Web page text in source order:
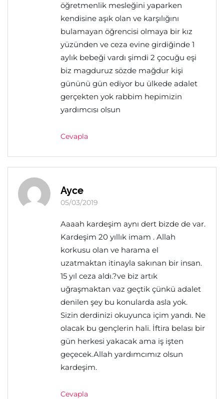
öğretmenlik mesleğini yaparken
kendisine aşık olan ve karşılığını
bulamayan öğrencisi olmaya bir kız
yüzünden ve ceza evine girdiğinde 1
aylık bebeği vardı şimdi 2 çocuğu eşi
biz magduruz sözde mağdur kişi
gününü gün ediyor bu ülkede adalet
gerçekten yok rabbim hepimizin
yardımcısı olsun
Cevapla
Ayce
05/03/2019
Aaaah kardeşim aynı dert bizde de var.
Kardeşim 20 yıllık imam . Allah
korkusu olan ve harama el
uzatmaktan itinayla sakınan bir insan.
15 yıl ceza aldı.?ve biz artık
uğraşmaktan vaz geçtik çünkü adalet
denilen şey bu konularda asla yok.
Sizin derdinizi okuyunca içim yandı. Ne
olacak bu gençlerin hali. İftira belası bir
gün herkesi yakacak ama iş işten
geçecek.Allah yardımcımız olsun
kardeşim.
Cevapla